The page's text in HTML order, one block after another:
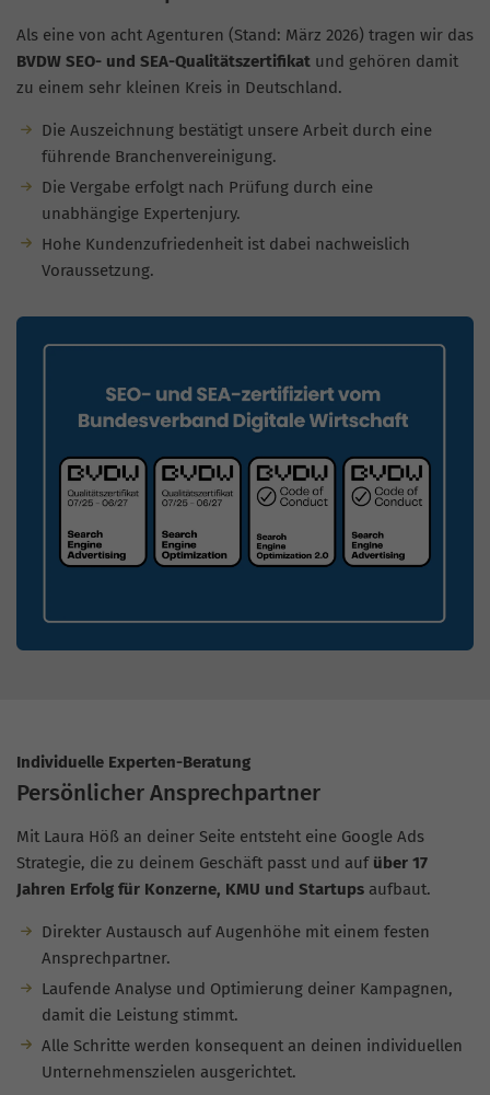
Als eine von acht Agenturen (Stand: März 2026) tragen wir das
BVDW SEO- und SEA-Qualitätszertifikat und gehören damit
zu einem sehr kleinen Kreis in Deutschland.
Die Auszeichnung bestätigt unsere Arbeit durch eine
führende Branchenvereinigung.
Die Vergabe erfolgt nach Prüfung durch eine
unabhängige Expertenjury.
Hohe Kundenzufriedenheit ist dabei nachweislich
Voraussetzung.
Individuelle Experten-Beratung
Persönlicher Ansprechpartner
Mit Laura Höß an deiner Seite entsteht eine Google Ads
Strategie, die zu deinem Geschäft passt und auf über 17
Jahren Erfolg für Konzerne, KMU und Startups aufbaut.
Direkter Austausch auf Augenhöhe mit einem festen
Ansprechpartner.
Laufende Analyse und Optimierung deiner Kampagnen,
damit die Leistung stimmt.
Alle Schritte werden konsequent an deinen individuellen
Unternehmenszielen ausgerichtet.